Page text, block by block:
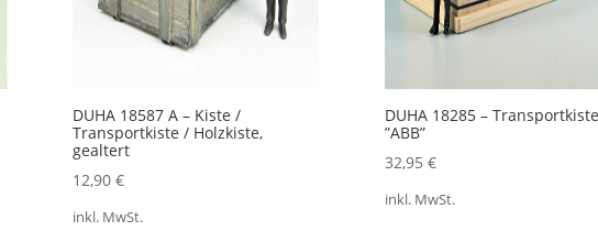
DUHA 18587 A – Kiste /
Transportkiste / Holzkiste,
gealtert
12,90 €
inkl. MwSt.
DUHA 18285 – Transportkiste
”ABB”
32,95 €
inkl. MwSt.